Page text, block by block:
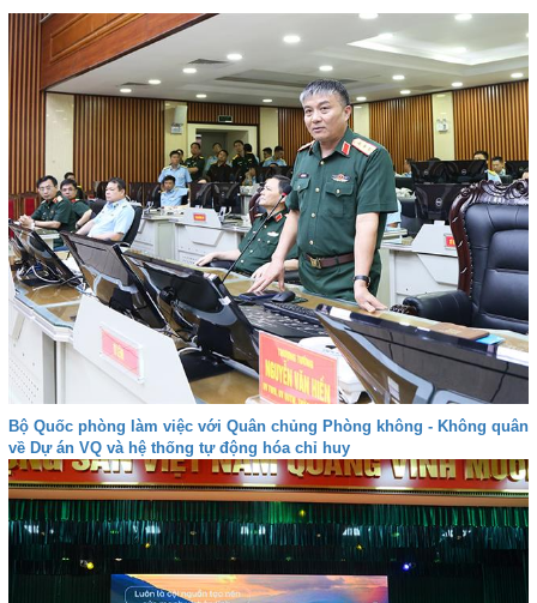
Bộ Quốc phòng làm việc với Quân chủng Phòng không - Không quân
về Dự án VQ và hệ thống tự động hóa chỉ huy